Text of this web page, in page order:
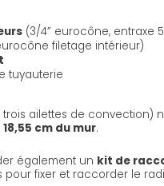
(3/4” eurocône, entraxe
filetage intérieur)
tuyauterie
trois ailettes de convection)
18,55 cm du mur.
également un kit de
fixer et raccorder le